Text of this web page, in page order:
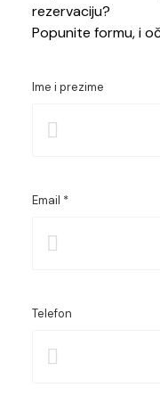
rezervaciju?
Popunite formu, i
Ime i prezime
Email *
Telefon